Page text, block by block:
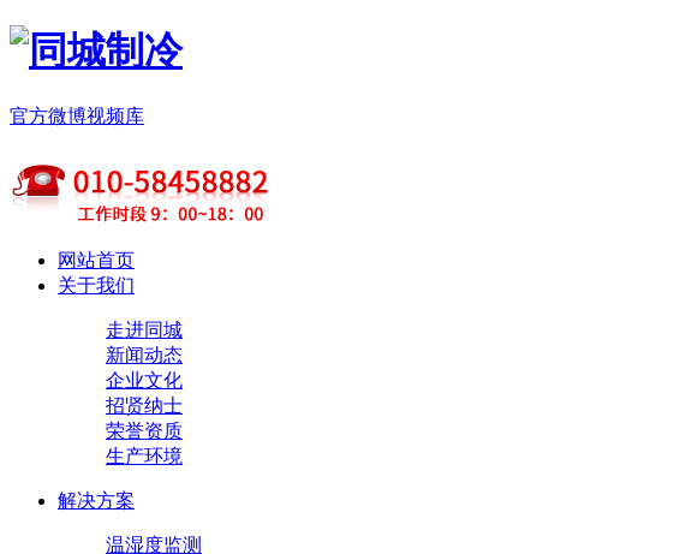
官方微博视频库
网站首页
关于我们
走进同城
新闻动态
企业文化
招贤纳士
荣誉资质
生产环境
解决方案
温湿度监测